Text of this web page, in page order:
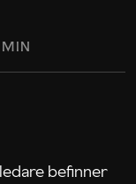
befinner